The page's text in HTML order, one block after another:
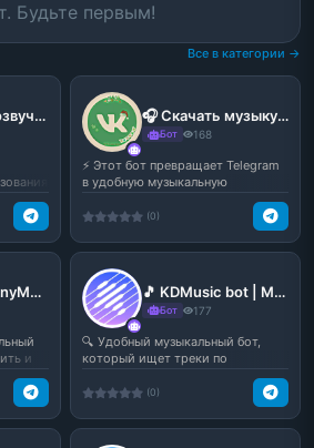
Будьте первым!
Все в категории →
Aleksobot — озвучка текста и мемная голосовая генерация | Бот Алёша 🎧 Скачать музыку | Youtube Music — музыкальный бот в Telegram
Бот 168
⚡️ Этот бот превращает Telegram
в удобную музыкальную
(0)
🎶 Музыка в AnyMelody — умный музыкальный бот в Telegram
и
🎵 KDMusic bot | Music Search — поиск и скачивание музыки в Telegram
Бот 177
🔍 Удобный музыкальный бот,
который ищет треки по
(0)